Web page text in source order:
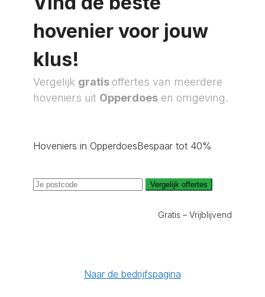
hovenier voor jouw
klus!
Vergelijk gratis offertes van meerdere
hoveniers uit Opperdoes en omgeving.
Hoveniers in OpperdoesBespaar tot 40%
Vergelijk offertes
Gratis – Vrijblijvend
Naar de bedrijfspagina